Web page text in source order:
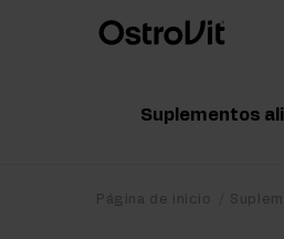
Suplementos
Página de inicio